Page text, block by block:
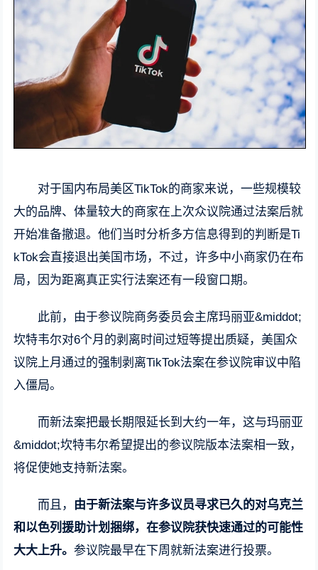
对于国内布局美区TikTok的商家来说，一些规模较
大的品牌、体量较大的商家在上次众议院通过法案后就
开始准备撤退。他们当时分析多方信息得到的判断是Ti
kTok会直接退出美国市场，不过，许多中小商家仍在布
局，因为距离真正实行法案还有一段窗口期。
此前，由于参议院商务委员会主席玛丽亚&middot;
坎特韦尔对6个月的剥离时间过短等提出质疑，美国众
议院上月通过的强制剥离TikTok法案在参议院审议中陷
入僵局。
而新法案把最长期限延长到大约一年，这与玛丽亚
&middot;坎特韦尔希望提出的参议院版本法案相一致，
将促使她支持新法案。
而且， 由于新法案与许多议员寻求已久的对乌克兰
和以色列援助计划捆绑，在参议院获快速通过的可能性
大大上升。参议院最早在下周就新法案进行投票。